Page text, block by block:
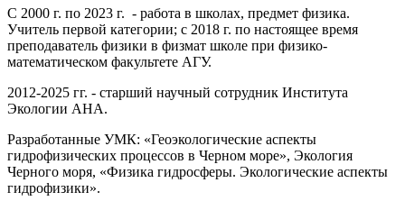
С 2000 г. по 2023 г. - работа в школах, предмет физика.
Учитель первой категории; с 2018 г. по настоящее время
преподаватель физики в физмат школе при физико-
математическом факультете АГУ.
2012-2025 гг. - старший научный сотрудник Института
Экологии АНА.
Разработанные УМК: «Геоэкологические аспекты
гидрофизических процессов в Черном море», Экология
Черного моря, «Физика гидросферы. Экологические аспекты
гидрофизики».